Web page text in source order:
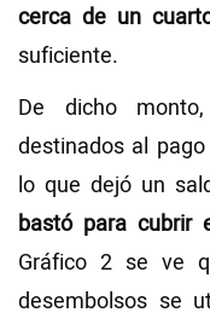
cerca de un
suficiente.
De dicho monto,
destinados al
lo que dejó un
bastó para cubrir
Gráfico 2 se ve
desembolsos se